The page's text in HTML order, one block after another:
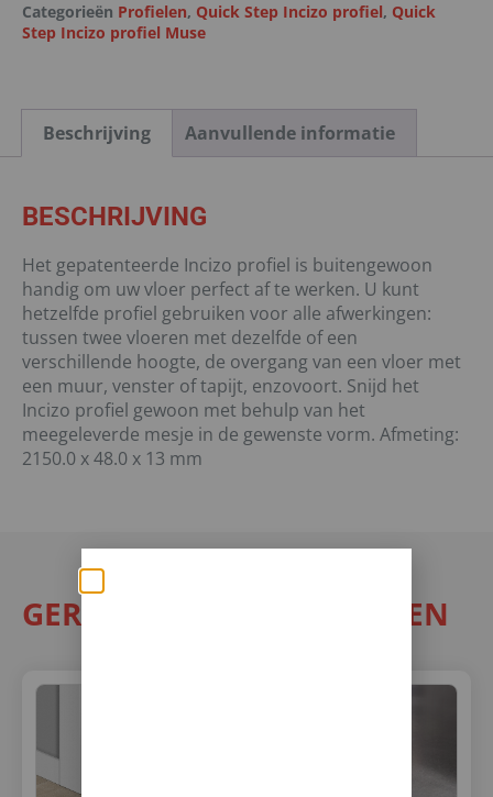
Categorieën Profielen, Quick Step Incizo profiel, Quick
Step Incizo profiel Muse
Beschrijving Aanvullende informatie
BESCHRIJVING
Het gepatenteerde Incizo profiel is buitengewoon
handig om uw vloer perfect af te werken. U kunt
hetzelfde profiel gebruiken voor alle afwerkingen:
tussen twee vloeren met dezelfde of een
verschillende hoogte, de overgang van een vloer met
een muur, venster of tapijt, enzovoort. Snijd het
Incizo profiel gewoon met behulp van het
meegeleverde mesje in de gewenste vorm. Afmeting:
2150.0 x 48.0 x 13 mm
GERELATEERDE PRODUCTEN